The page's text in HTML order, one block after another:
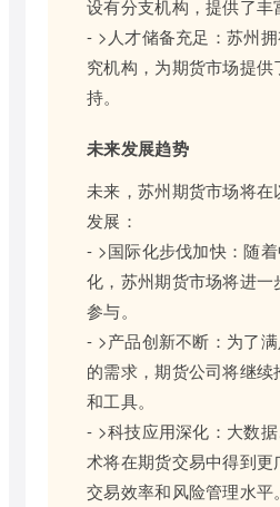
设有分支机构，提供了丰
- >人才储备充足：苏州
究机构，为期货市场提供
持。
未来发展趋势
未来，苏州期货市场将
发展：
- >国际化步伐加快：随
化，苏州期货市场将进
参与。
- >产品创新不断：为了
的需求，期货公司将继续
和工具。
- >科技应用深化：大数
术将在期货交易中得到更
交易效率和风险管理水平。